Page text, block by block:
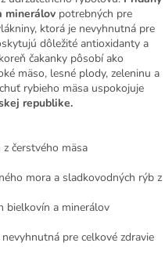
minerálov potrebných pre
ktorá je nevyhnutná pre
dôležité antioxidanty a
čakanky pôsobí ako
mäso, lesné plody, zeleninu a
rybieho mäsa uspokojuje
republike.
čerstvého mäsa
mora a sladkovodných rýb z
bielkovín a minerálov
pre celkové zdravie